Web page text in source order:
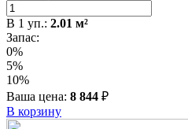
В 1 уп.: 2.01 м²
Запас:
0%
5%
10%
Ваша цена: 8 844 ₽
В корзину